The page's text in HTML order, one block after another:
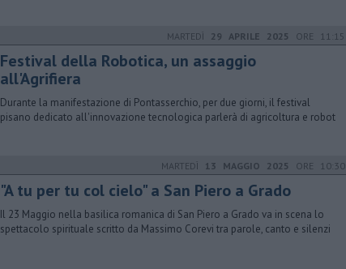
MARTEDÌ 29 APRILE 2025 ORE 11:15
Festival della Robotica, un assaggio
all'Agrifiera
Durante la manifestazione di Pontasserchio, per due giorni, il festival
pisano dedicato all'innovazione tecnologica parlerà di agricoltura e robot
MARTEDÌ 13 MAGGIO 2025 ORE 10:30
"A tu per tu col cielo" a San Piero a Grado
Il 23 Maggio nella basilica romanica di San Piero a Grado va in scena lo
spettacolo spirituale scritto da Massimo Corevi tra parole, canto e silenzi